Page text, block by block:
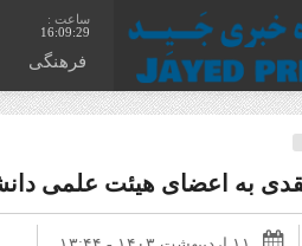
16:09:30
فرهنگی
به اعضای هیئت علمی